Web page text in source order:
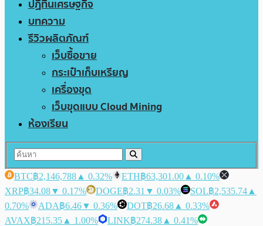
ปฏิทินเศรษฐกิจ
บทความ
รีวิวผลิตภัณฑ์
เว็บซื้อขาย
กระเป๋าเก็บเหรียญ
เครื่องขุด
เว็บขุดแบบ Cloud Mining
ห้องเรียน
BTC฿2,146,788 ▲ 0.32% ETH฿63,301.00 ▲ 0.10%
XRP฿34.08▼ 0.17% DOGE฿2.31 ▼ 0.03% SOL฿2,535.74 ▲
0.70%
ADA฿6.46▼ 0.36% DOT฿26.68 ▲ 0.33%
AVAX฿215.35 ▲ 1.00% LINK฿274.38 ▲ 0.41%